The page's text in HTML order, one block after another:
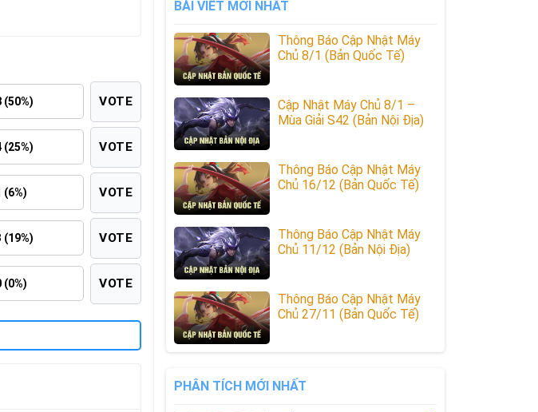
(50%) VOTE
(25%) VOTE
(6%) VOTE
(19%) VOTE
(0%) VOTE
BÀI VIẾT MỚI NHẤT
Thông Báo Cập Nhật Máy
Chủ 8/1 (Bản Quốc Tế)
Cập Nhật Máy Chủ 8/1 –
Mùa Giải S42 (Bản Nội Địa)
Thông Báo Cập Nhật Máy
Chủ 16/12 (Bản Quốc Tế)
Thông Báo Cập Nhật Máy
Chủ 11/12 (Bản Nội Địa)
Thông Báo Cập Nhật Máy
Chủ 27/11 (Bản Quốc Tế)
PHÂN TÍCH MỚI NHẤT